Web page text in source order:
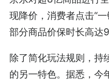
现降价，消费者点击“
部分商品价保时长高达
除了简化玩法规则，持
的另一特色。据悉，今